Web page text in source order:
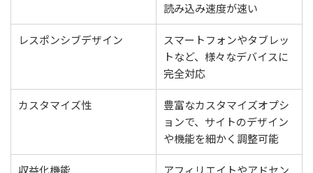
読み込み速度が速い
レスポンシブデザイン
スマートフォンやタブレッ
トなど、様々なデバイスに
完全対応
カスタマイズ性
豊富なカスタマイズオプシ
ョンで、サイトのデザイン
や機能を細かく調整可能
収益化機能
アフィリエイトやアドセン